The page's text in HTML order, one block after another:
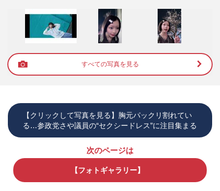
すべての写真を見る
【クリックして写真を見る】胸元パックリ割れてい
る…参政党さや議員の“セクシードレス”に注目集まる
次のページは
【フォトギャラリー】